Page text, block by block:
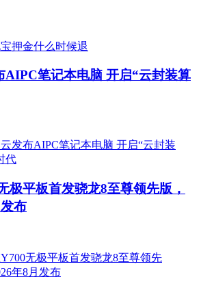
AIPC笔记本电脑 开启“云封装算
极平板首发骁龙8至尊领先版，
布